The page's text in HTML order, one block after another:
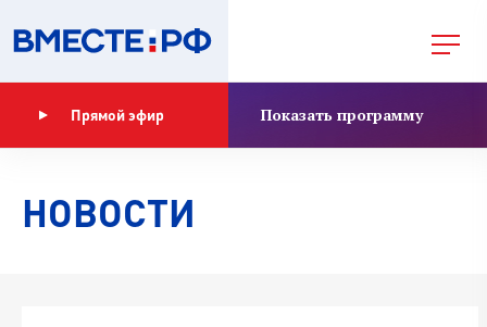
Прямой эфир Показать программу
НОВОСТИ